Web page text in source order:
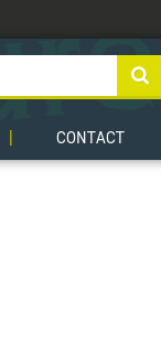
CONTACT